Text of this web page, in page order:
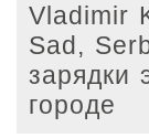
Vladimir
Sad,
зарядки
городе